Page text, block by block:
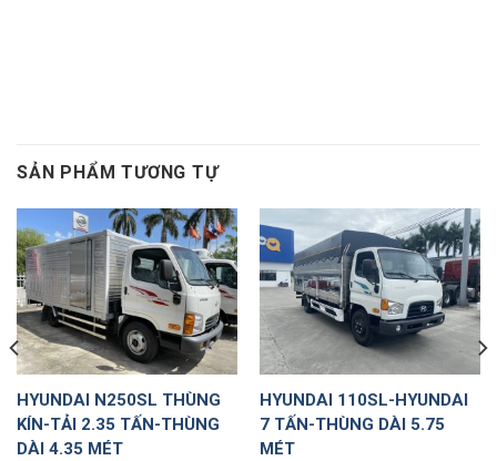
SẢN PHẨM TƯƠNG TỰ
HYUNDAI N250SL THÙNG
KÍN-TẢI 2.35 TẤN-THÙNG
DÀI 4.35 MÉT
HYUNDAI 110SL-HYUNDAI
7 TẤN-THÙNG DÀI 5.75
MÉT